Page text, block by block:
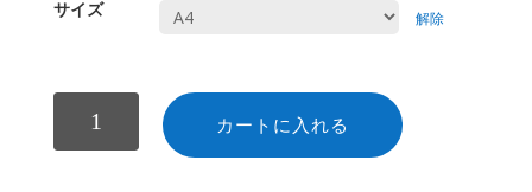
サイズ
解除
カートに入れる